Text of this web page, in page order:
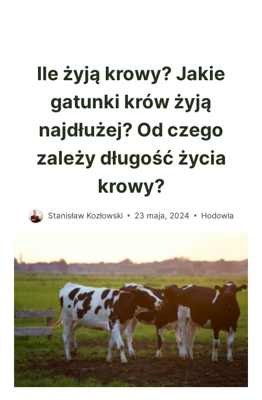
Ile żyją krowy? Jakie
gatunki krów żyją
najdłużej? Od czego
zależy długość życia
krowy?
Stanisław Kozłowski 23 maja, 2024 Hodowla